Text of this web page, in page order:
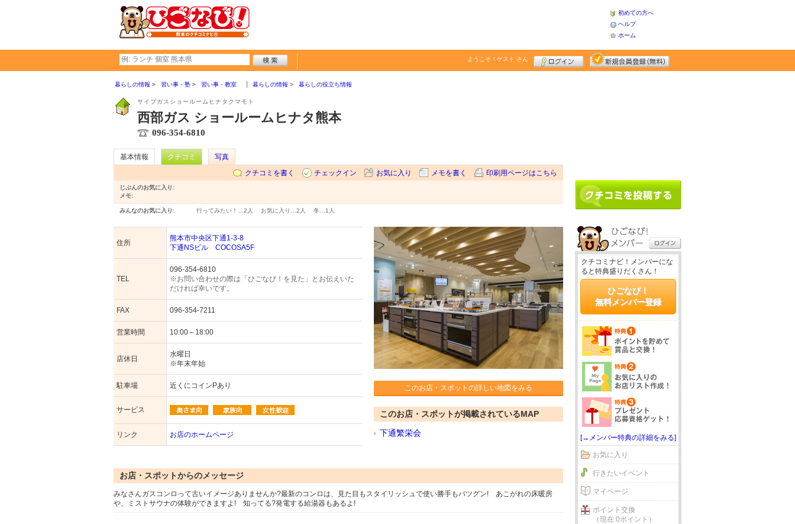
初めての方へ
ヘルプ
ホーム
ようこそ！ ゲスト さん
暮らしの情報 習い事・塾 習い事・教室 暮らしの情報 暮らしの役立ち情報
サイブガスショールームヒナタクマモト
西部ガス ショールームヒナタ熊本
096-354-6810
基本情報 クチコミ
写真
クチコミを書く
チェックイン お気に入り メモを書く 印刷用ページはこちら
じぶんのお気に入り:
メモ:
みんなのお気に入り: 行ってみたい！… 2人 お気に入り… 2人 冬… 1人
住所
熊本市中央区下通1-3-8
下通NSビル COCOSA5F
TEL
096-354-6810
※お問い合わせの際は「ひごなび！を見た」とお伝えいた
だければ幸いです。
FAX 096-354-7211
営業時間 10:00～18:00
店休日
水曜日
※年末年始
駐車場 近くにコインPあり
サービス
リンク お店のホームページ
このお店・スポットの詳しい地図をみる
このお店・スポットが掲載されているMAP
下通繁栄会
お店・スポットからのメッセージ
みなさんガスコンロって古いイメージありませんか?最新のコンロは、見た目もスタイリッシュで使い勝手もバツグン! あこがれの床暖房
や、ミストサウナの体験ができますよ! 知ってる?発電する給湯器もあるよ!
クチコミナビ！メンバーにな
ると特典盛りだくさん！
ひごなび！
無料メンバー登録
[→メンバー特典の詳細をみる]
お気に入り
行きたいイベント
マイページ
ポイント交換
（現在 0ポイント）